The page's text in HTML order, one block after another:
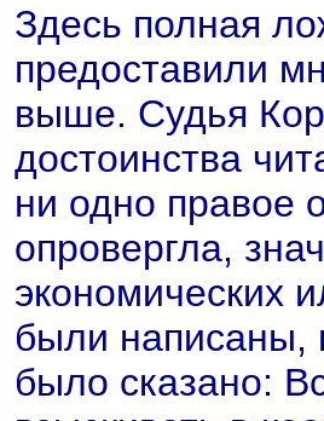
Здесь полная
предоставили
выше. Судья
достоинства
ни одно правое
опровергла,
экономических
были написаны,
было сказано: